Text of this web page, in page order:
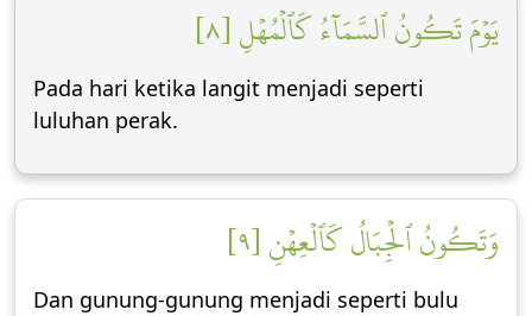
يَوۡمَ تَكُونُ ٱلسَّمَآءُ كَٱلۡمُهۡلِ [٨]
Pada hari ketika langit menjadi seperti
luluhan perak.
وَتَكُونُ ٱلۡجِبَالُ كَٱلۡعِهۡنِ [٩]
Dan gunung-gunung menjadi seperti bulu